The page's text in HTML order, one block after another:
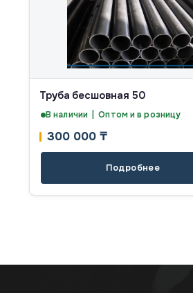
Труба бесшовная 50
В наличии | Оптом и в розницу
300 000 ₸
Подробнее